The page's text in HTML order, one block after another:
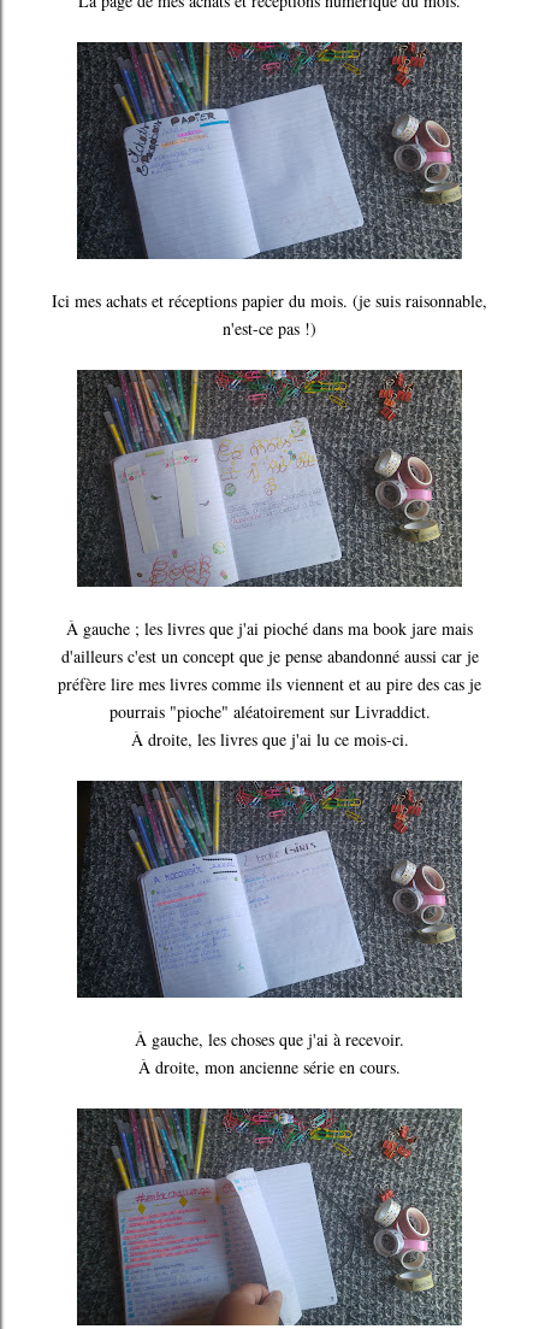
Ici mes achats et réceptions papier du mois. (je suis raisonnable,
n'est-ce pas !)
À gauche ; les livres que j'ai pioché dans ma book jare mais
d'ailleurs c'est un concept que je pense abandonné aussi car je
préfère lire mes livres comme ils viennent et au pire des cas je
pourrais "pioche" aléatoirement sur Livraddict.
À droite, les livres que j'ai lu ce mois-ci.
À gauche, les choses que j'ai à recevoir.
À droite, mon ancienne série en cours.